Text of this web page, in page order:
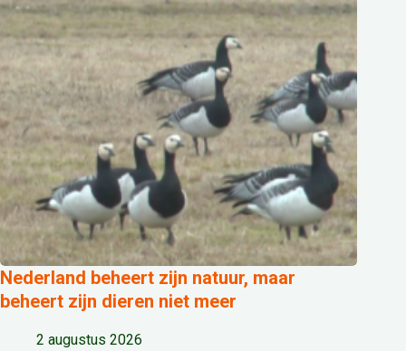
Nederland beheert zijn natuur, maar
beheert zijn dieren niet meer
2 augustus 2026